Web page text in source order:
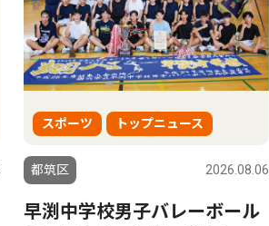
スポーツ トップニュース
都筑区 2026.08.06
早渕中学校男子バレーボール